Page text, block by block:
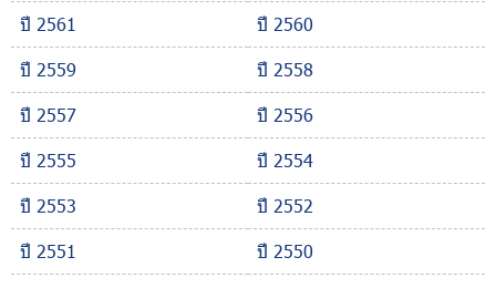
ปี 2561
ปี 2560
ปี 2559
ปี 2558
ปี 2557
ปี 2556
ปี 2555
ปี 2554
ปี 2553
ปี 2552
ปี 2551
ปี 2550